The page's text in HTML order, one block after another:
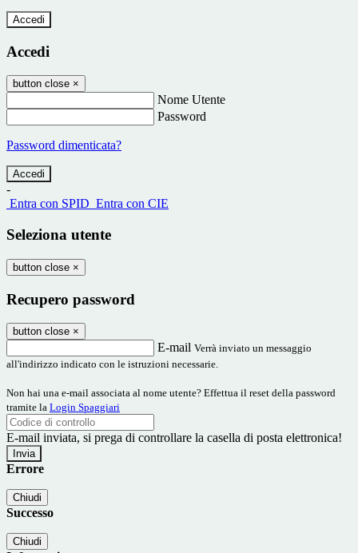
Accedi
Accedi
button close ×
Nome Utente
Password
Password dimenticata?
-
Entra con SPID Entra con CIE
Seleziona utente
button close ×
Recupero password
button close ×
E-mail Verrà inviato un messaggio
all'indirizzo indicato con le istruzioni necessarie.
Non hai una e-mail associata al nome utente? Effettua il reset della password
tramite la Login Spaggiari
E-mail inviata, si prega di controllare la casella di posta elettronica!
Errore
Chiudi
Successo
Chiudi